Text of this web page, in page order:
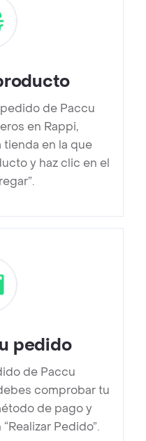
de Paccu
en Rappi,
en la que
y haz clic en el
pedido
de Paccu
comprobar tu
de pago y
Pedido”.